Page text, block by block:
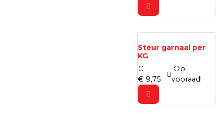
Steur garnaal per
KG
€
€ 9,75
Op
vooraad!